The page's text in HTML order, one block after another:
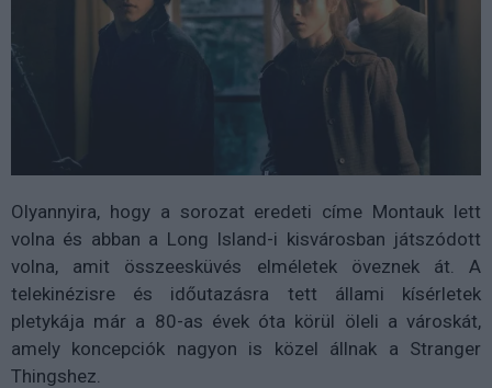
Olyannyira, hogy a sorozat eredeti címe Montauk lett
volna és abban a Long Island-i kisvárosban játszódott
volna, amit összeesküvés elméletek öveznek át. A
telekinézisre és időutazásra tett állami kísérletek
pletykája már a 80-as évek óta körül öleli a városkát,
amely koncepciók nagyon is közel állnak a Stranger
Thingshez.